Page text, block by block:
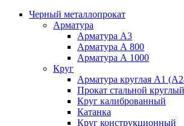
Черный металлопрокат
Арматура
Арматура А3
Арматура А 800
Арматура А 1000
Круг
Арматура круглая А1
Прокат стальной
Круг калиброванный
Катанка
Круг конструкционный